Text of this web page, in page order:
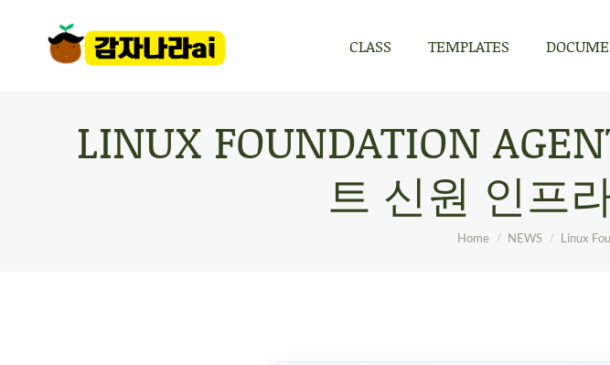
CLASS TEMPLATES
LINUX FOUNDATION
트 신원 인프
You are here:
Home NEWS Linux